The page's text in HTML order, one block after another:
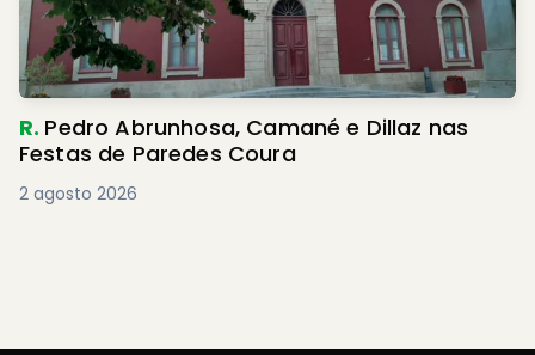
R. Pedro Abrunhosa, Camané e Dillaz nas
Festas de Paredes Coura
2 agosto 2026